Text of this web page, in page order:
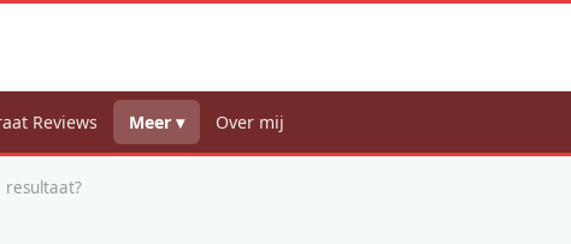
Reviews Meer ▾ Over mij
resultaat?